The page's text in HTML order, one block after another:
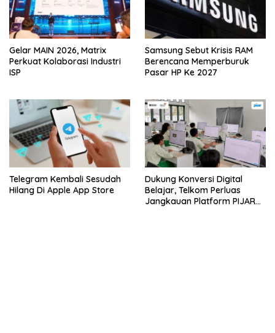
Gelar MAIN 2026, Matrix
Perkuat Kolaborasi Industri
ISP
Samsung Sebut Krisis RAM
Berencana Memperburuk
Pasar HP Ke 2027
Telegram Kembali Sesudah
Hilang Di Apple App Store
Dukung Konversi Digital
Belajar, Telkom Perluas
Jangkauan Platform PIJAR